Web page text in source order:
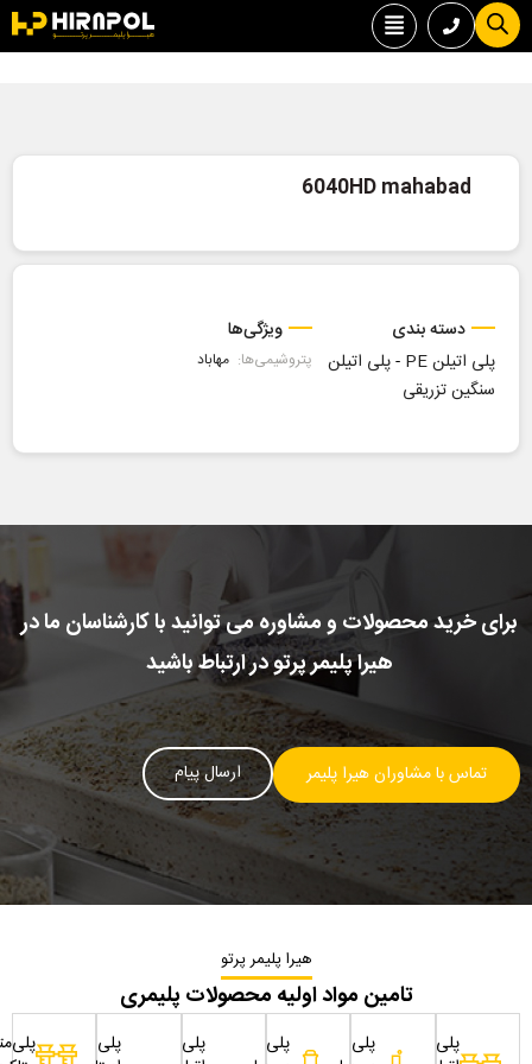
6040HD mahabad
دسته بندی
پلی اتیلن PE
-پلی اتیلن
سنگین تزریقی
ویژگی‌ها
پتروشیمی‌ها: مهاباد
برای خرید محصولات و مشاوره می توانید با کارشناسان ما در
هیرا پلیمر پرتو در ارتباط باشید
تماس با مشاوران هیرا پلیمر ارسال پیام
هیرا پلیمر پرتو
تامین مواد اولیه محصولات پلیمری
پلی
پلی
پلی
پلی
پلی